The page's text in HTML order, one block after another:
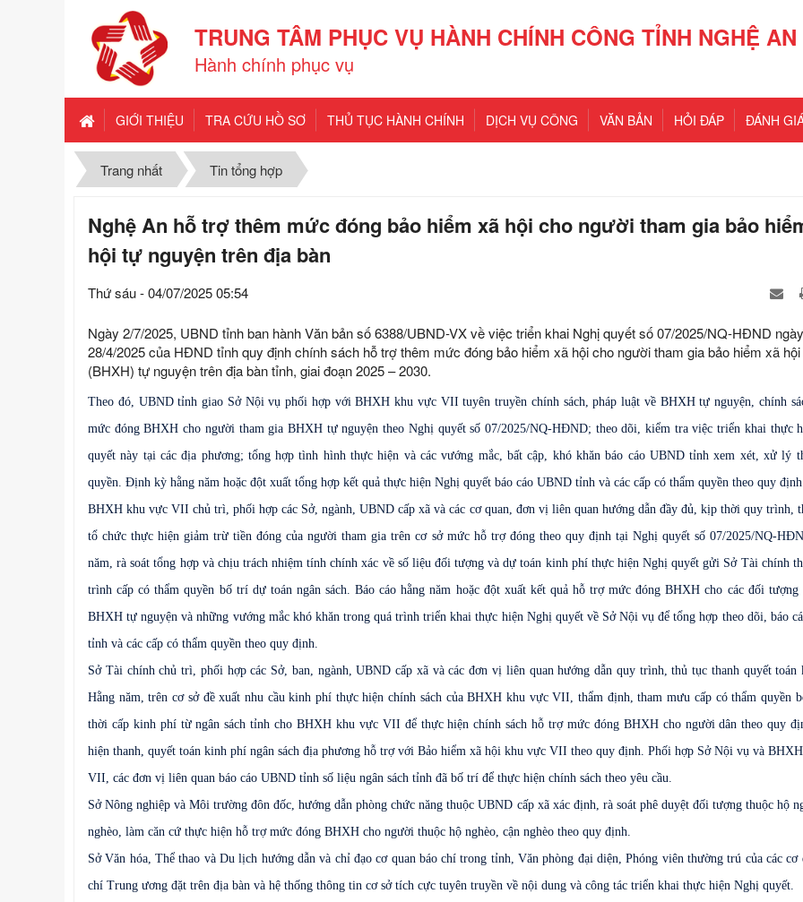
TRUNG TÂM PHỤC VỤ HÀNH CHÍNH CÔNG TỈNH NGHỆ AN
Hành chính phục vụ
GIỚI THIỆU TRA CỨU HỒ SƠ THỦ TỤC HÀNH CHÍNH DỊCH VỤ CÔNG VĂN BẢN HỎI ĐÁP ĐÁNH
Trang nhất Tin tổng hợp
Nghệ An hỗ trợ thêm mức đóng bảo hiểm xã hội cho người tham gia bảo
hội tự nguyện trên địa bàn
Thứ sáu - 04/07/2025 05:54
Ngày 2/7/2025, UBND tỉnh ban hành Văn bản số 6388/UBND-VX về việc triển khai Nghị quyết số 07/2025/NQ-HĐND ngày
28/4/2025 của HĐND tỉnh quy định chính sách hỗ trợ thêm mức đóng bảo hiểm xã hội cho người tham gia bảo hiểm xã hội
(BHXH) tự nguyện trên địa bàn tỉnh, giai đoạn 2025 – 2030.
Theo đó, UBND tỉnh giao Sở Nội vụ phối hợp với BHXH khu vực VII tuyên truyền chính sách, pháp luật về BHXH tự nguyện, chính
mức đóng BHXH cho người tham gia BHXH tự nguyện theo Nghị quyết số 07/2025/NQ-HĐND; theo dõi, kiểm tra việc triển khai thực
quyết này tại các địa phương; tổng hợp tình hình thực hiện và các vướng mắc, bất cập, khó khăn báo cáo UBND tỉnh xem xét, xử lý
quyền. Định kỳ hằng năm hoặc đột xuất tổng hợp kết quả thực hiện Nghị quyết báo cáo UBND tỉnh và các cấp có thẩm quyền theo quy
BHXH khu vực VII chủ trì, phối hợp các Sở, ngành, UBND cấp xã và các cơ quan, đơn vị liên quan hướng dẫn đầy đủ, kịp thời quy trình,
tổ chức thực hiện giảm trừ tiền đóng của người tham gia trên cơ sở mức hỗ trợ đóng theo quy định tại Nghị quyết số 07/2025/NQ-
năm, rà soát tổng hợp và chịu trách nhiệm tính chính xác về số liệu đối tượng và dự toán kinh phí thực hiện Nghị quyết gửi Sở Tài chính
trình cấp có thẩm quyền bố trí dự toán ngân sách. Báo cáo hằng năm hoặc đột xuất kết quả hỗ trợ mức đóng BHXH cho các đối tượng
BHXH tự nguyện và những vướng mắc khó khăn trong quá trình triển khai thực hiện Nghị quyết về Sở Nội vụ để tổng hợp theo dõi, báo
tỉnh và các cấp có thẩm quyền theo quy định.
Sở Tài chính chủ trì, phối hợp các Sở, ban, ngành, UBND cấp xã và các đơn vị liên quan hướng dẫn quy trình, thủ tục thanh quyết toán
Hằng năm, trên cơ sở đề xuất nhu cầu kinh phí thực hiện chính sách của BHXH khu vực VII, thẩm định, tham mưu cấp có thẩm quyền
thời cấp kinh phí từ ngân sách tỉnh cho BHXH khu vực VII để thực hiện chính sách hỗ trợ mức đóng BHXH cho người dân theo quy
hiện thanh, quyết toán kinh phí ngân sách địa phương hỗ trợ với Bảo hiểm xã hội khu vực VII theo quy định. Phối hợp Sở Nội vụ và
VII, các đơn vị liên quan báo cáo UBND tỉnh số liệu ngân sách tỉnh đã bố trí để thực hiện chính sách theo yêu cầu.
Sở Nông nghiệp và Môi trường đôn đốc, hướng dẫn phòng chức năng thuộc UBND cấp xã xác định, rà soát phê duyệt đối tượng thuộc hộ
nghèo, làm căn cứ thực hiện hỗ trợ mức đóng BHXH cho người thuộc hộ nghèo, cận nghèo theo quy định.
Sở Văn hóa, Thể thao và Du lịch hướng dẫn và chỉ đạo cơ quan báo chí trong tỉnh, Văn phòng đại diện, Phóng viên thường trú của các cơ
chí Trung ương đặt trên địa bàn và hệ thống thông tin cơ sở tích cực tuyên truyền về nội dung và công tác triển khai thực hiện Nghị quyết.